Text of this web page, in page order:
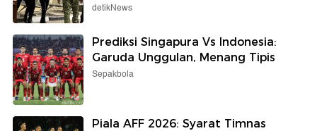
detikNews
Prediksi Singapura Vs Indonesia:
Garuda Unggulan, Menang Tipis
Sepakbola
Piala AFF 2026: Syarat Timnas